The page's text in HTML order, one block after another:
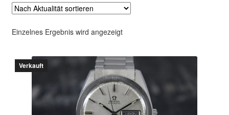
Archiv
Über mich
Einzelnes Ergebnis wird angezeigt
Verkauft